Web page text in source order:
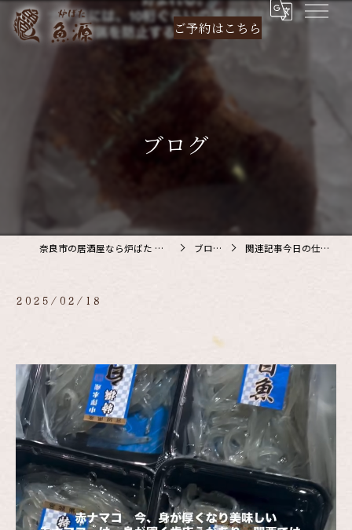
ご予約はこちら
ブログ
奈良市の居酒屋なら炉ばた 魚源 ブログ 関連記事今日の仕入…
2025/02/18